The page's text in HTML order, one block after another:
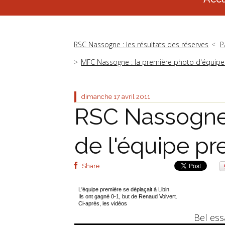
RSC Nassogne : les résultats des réserves
MFC Nassogne : la première photo
dimanche 17 avril 2011
RSC
de l'équipe
Share
L'équipe première se déplaçait à Libin.
Ils ont gagné 0-1, but de Renaud Volvert.
Ci-après, les vidéos
Bel